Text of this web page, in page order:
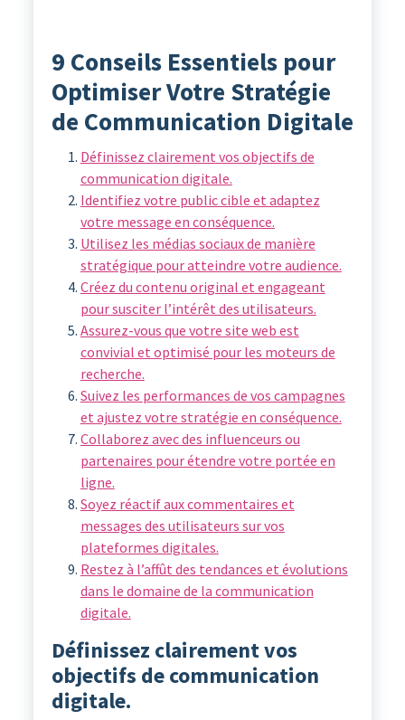
9 Conseils Essentiels pour
Optimiser Votre Stratégie
de Communication Digitale
Définissez clairement vos objectifs de
communication digitale.
Identifiez votre public cible et adaptez
votre message en conséquence.
Utilisez les médias sociaux de manière
stratégique pour atteindre votre audience.
Créez du contenu original et engageant
pour susciter l’intérêt des utilisateurs.
Assurez-vous que votre site web est
convivial et optimisé pour les moteurs de
recherche.
Suivez les performances de vos campagnes
et ajustez votre stratégie en conséquence.
Collaborez avec des influenceurs ou
partenaires pour étendre votre portée en
ligne.
Soyez réactif aux commentaires et
messages des utilisateurs sur vos
plateformes digitales.
Restez à l’affût des tendances et évolutions
dans le domaine de la communication
digitale.
Définissez clairement vos
objectifs de communication
digitale.